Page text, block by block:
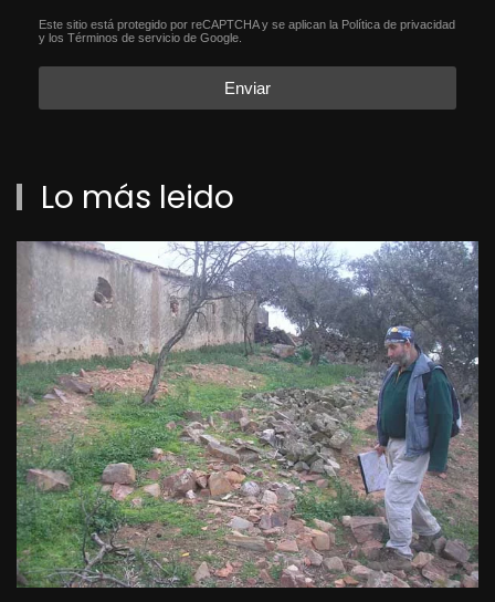
reCAPTCHA*
Este sitio está protegido por reCAPTCHA y se aplican la Política de privacidad
y los Términos de servicio de Google.
Enviar
Lo más leido